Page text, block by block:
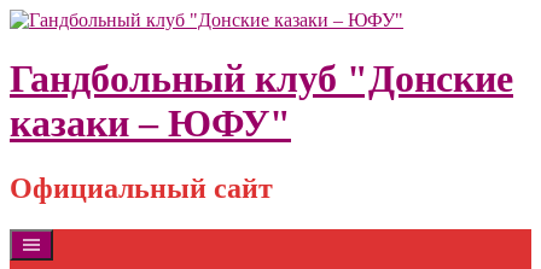
Skip
content
Гандбольный клуб "Донские
казаки – ЮФУ"
Официальный сайт